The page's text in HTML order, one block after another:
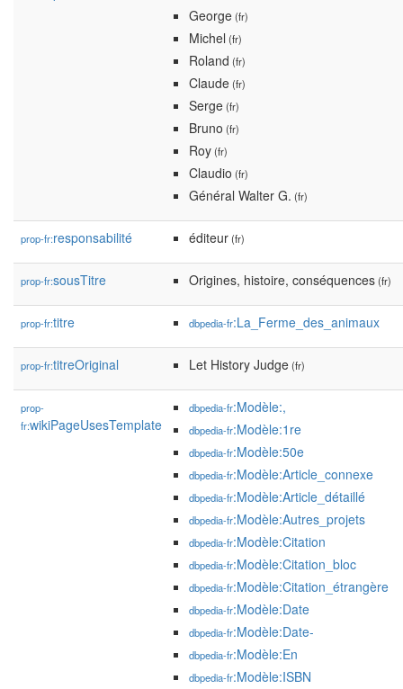
George(fr)
Michel (fr)
Roland (fr)
Claude(fr)
Serge(fr)
Bruno (fr)
Roy(fr)
Claudio (fr)
Général Walter G. (fr)
prop-fr:responsabilité éditeur(fr)
prop-fr:sousTitre Origines, histoire, conséquences(fr)
prop-fr:titre dbpedia-fr:La_Ferme_des_animaux
prop-fr:titreOriginal Let History Judge(fr)
prop-
fr:wikiPageUsesTemplate
dbpedia-fr:Modèle:,
dbpedia-fr:Modèle:1re
dbpedia-fr:Modèle:50e
dbpedia-fr:Modèle:Article_connexe
dbpedia-fr:Modèle:Article_détaillé
dbpedia-fr:Modèle:Autres_projets
dbpedia-fr:Modèle:Citation
dbpedia-fr:Modèle:Citation_bloc
dbpedia-fr:Modèle:Citation_étrangère
dbpedia-fr:Modèle:Date
dbpedia-fr:Modèle:Date-
dbpedia-fr:Modèle:En
dbpedia-fr:Modèle:ISBN